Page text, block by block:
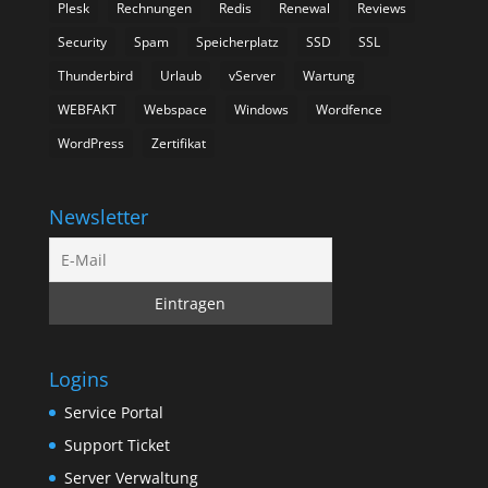
Plesk Rechnungen Redis Renewal
Reviews
Security
Spam Speicherplatz SSD
SSL
Thunderbird
Urlaub vServer
Wartung
WEBFAKT
Webspace Windows
Wordfence
WordPress
Zertifikat
Newsletter
Logins
Service Portal
Support Ticket
Server Verwaltung